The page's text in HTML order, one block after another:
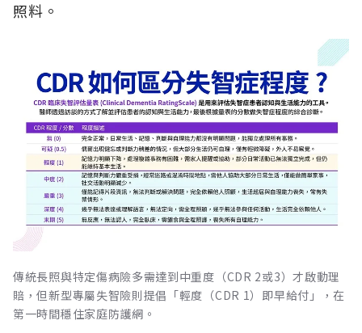
照料。
傳統長照與特定傷病險多需達到中重度（CDR 2或3）才啟動理
賠，但新型專屬失智險則提倡「輕度（CDR 1）即早給付」，在
第一時間穩住家庭防護網。